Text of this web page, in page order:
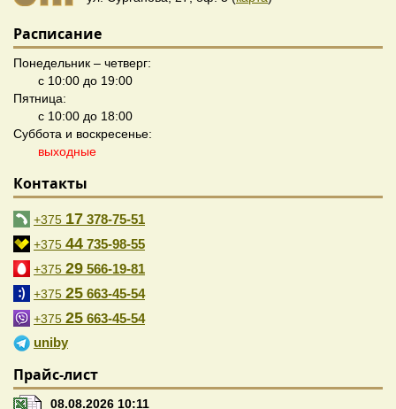
Расписание
Понедельник – четверг:
с 10:00 до 19:00
Пятница:
с 10:00 до 18:00
Суббота и воскресенье:
выходные
Контакты
+375 17 378-75-51
+375 44 735-98-55
+375 29 566-19-81
+375 25 663-45-54
+375 25 663-45-54
uniby
Прайс-лист
08.08.2026 10:11